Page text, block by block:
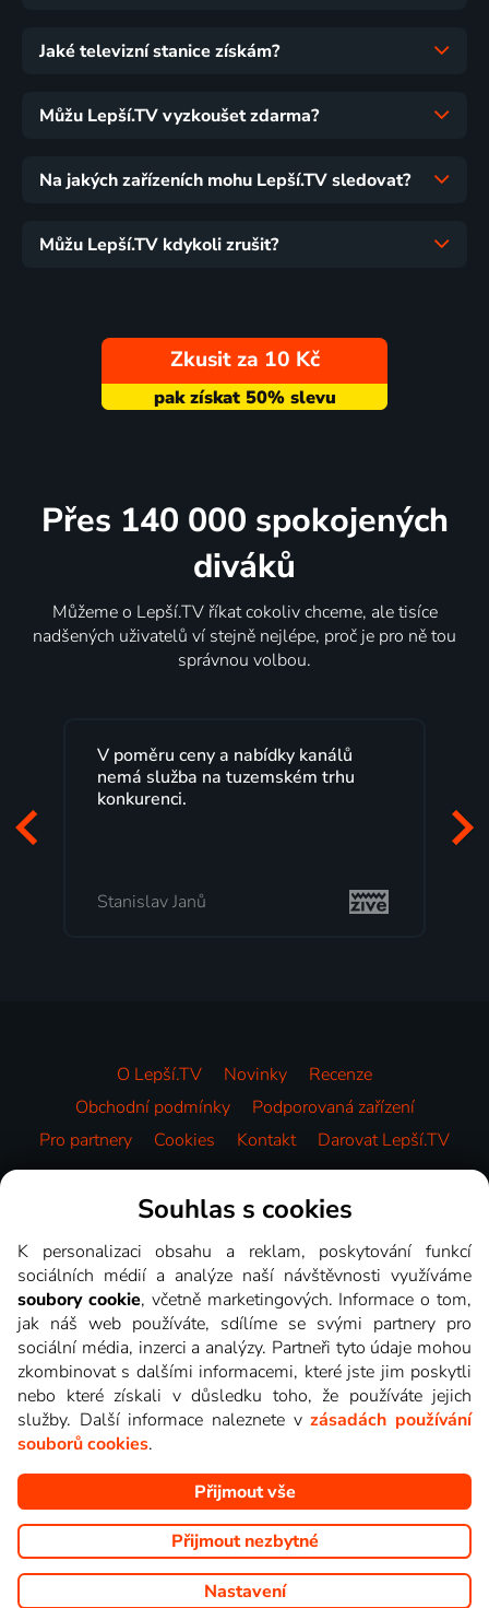
Jaké televizní stanice získám?
Můžu Lepší.TV vyzkoušet zdarma?
Na jakých zařízeních mohu Lepší.TV sledovat?
Můžu Lepší.TV kdykoli zrušit?
Zkusit za 10 Kč
Přes 140 000 spokojených
diváků
Můžeme o Lepší.TV říkat cokoliv chceme, ale tisíce
nadšených uživatelů ví stejně nejlépe, proč je pro ně tou
správnou volbou.
Lepší.TV sleduji už několik let s
maximální spokojeností. Velký výběr
programů a nemuset běžet k TV na
Milada Tomešová
O Lepší.TV Novinky
Recenze
Obchodní podmínky
Podporovaná zařízení
Pro partnery
Cookies Kontakt Darovat Lepší.TV
Videotéka
Copyright © goNET s.r.o. Na tomto webu jsou zobrazovány
obrázky z pořadů TV stanic, které můžete sledovat v Lepší.TV.
Souhlas s cookies
K personalizaci obsahu a reklam, poskytování funkcí
sociálních médií a analýze naší návštěvnosti využíváme
soubory cookie, včetně marketingových. Informace o tom,
jak náš web používáte, sdílíme se svými partnery pro
sociální média, inzerci a analýzy. Partneři tyto údaje mohou
zkombinovat s dalšími informacemi, které jste jim poskytli
nebo které získali v důsledku toho, že používáte jejich
služby. Další informace naleznete vzásadách používání
souborů cookies.
Přijmout vše
Přijmout nezbytné
Nastavení